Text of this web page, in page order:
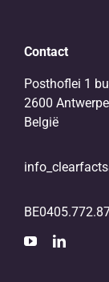
Contact
Posthoflei 1
2600
België